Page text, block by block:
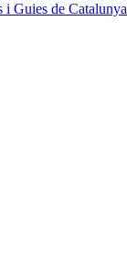
i Guies de Catalunya